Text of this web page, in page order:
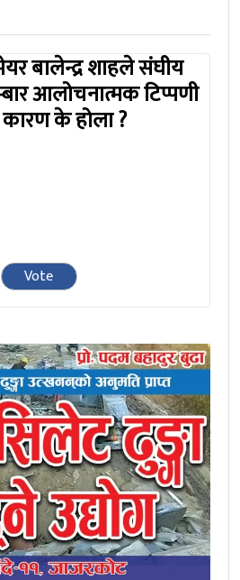
बालेन्द्र शाहले संघीय
आलोचनात्मक टिप्पणी
कारण के होला ?